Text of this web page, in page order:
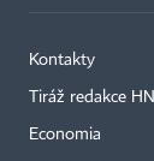
Kontakty
Tiráž redakce HN
Economia